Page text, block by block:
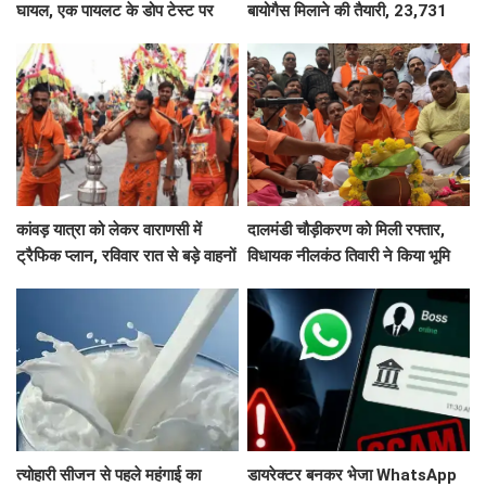
घायल, एक पायलट के डोप टेस्ट पर
बायोगैस मिलाने की तैयारी, 23,731
कांवड़ यात्रा को लेकर वाराणसी में
ट्रैफिक प्लान, रविवार रात से बड़े वाहनों
दालमंडी चौड़ीकरण को मिली रफ्तार,
विधायक नीलकंठ तिवारी ने किया भूमि
सड़क
त्योहारी सीजन से पहले महंगाई का
डायरेक्टर बनकर भेजा WhatsApp